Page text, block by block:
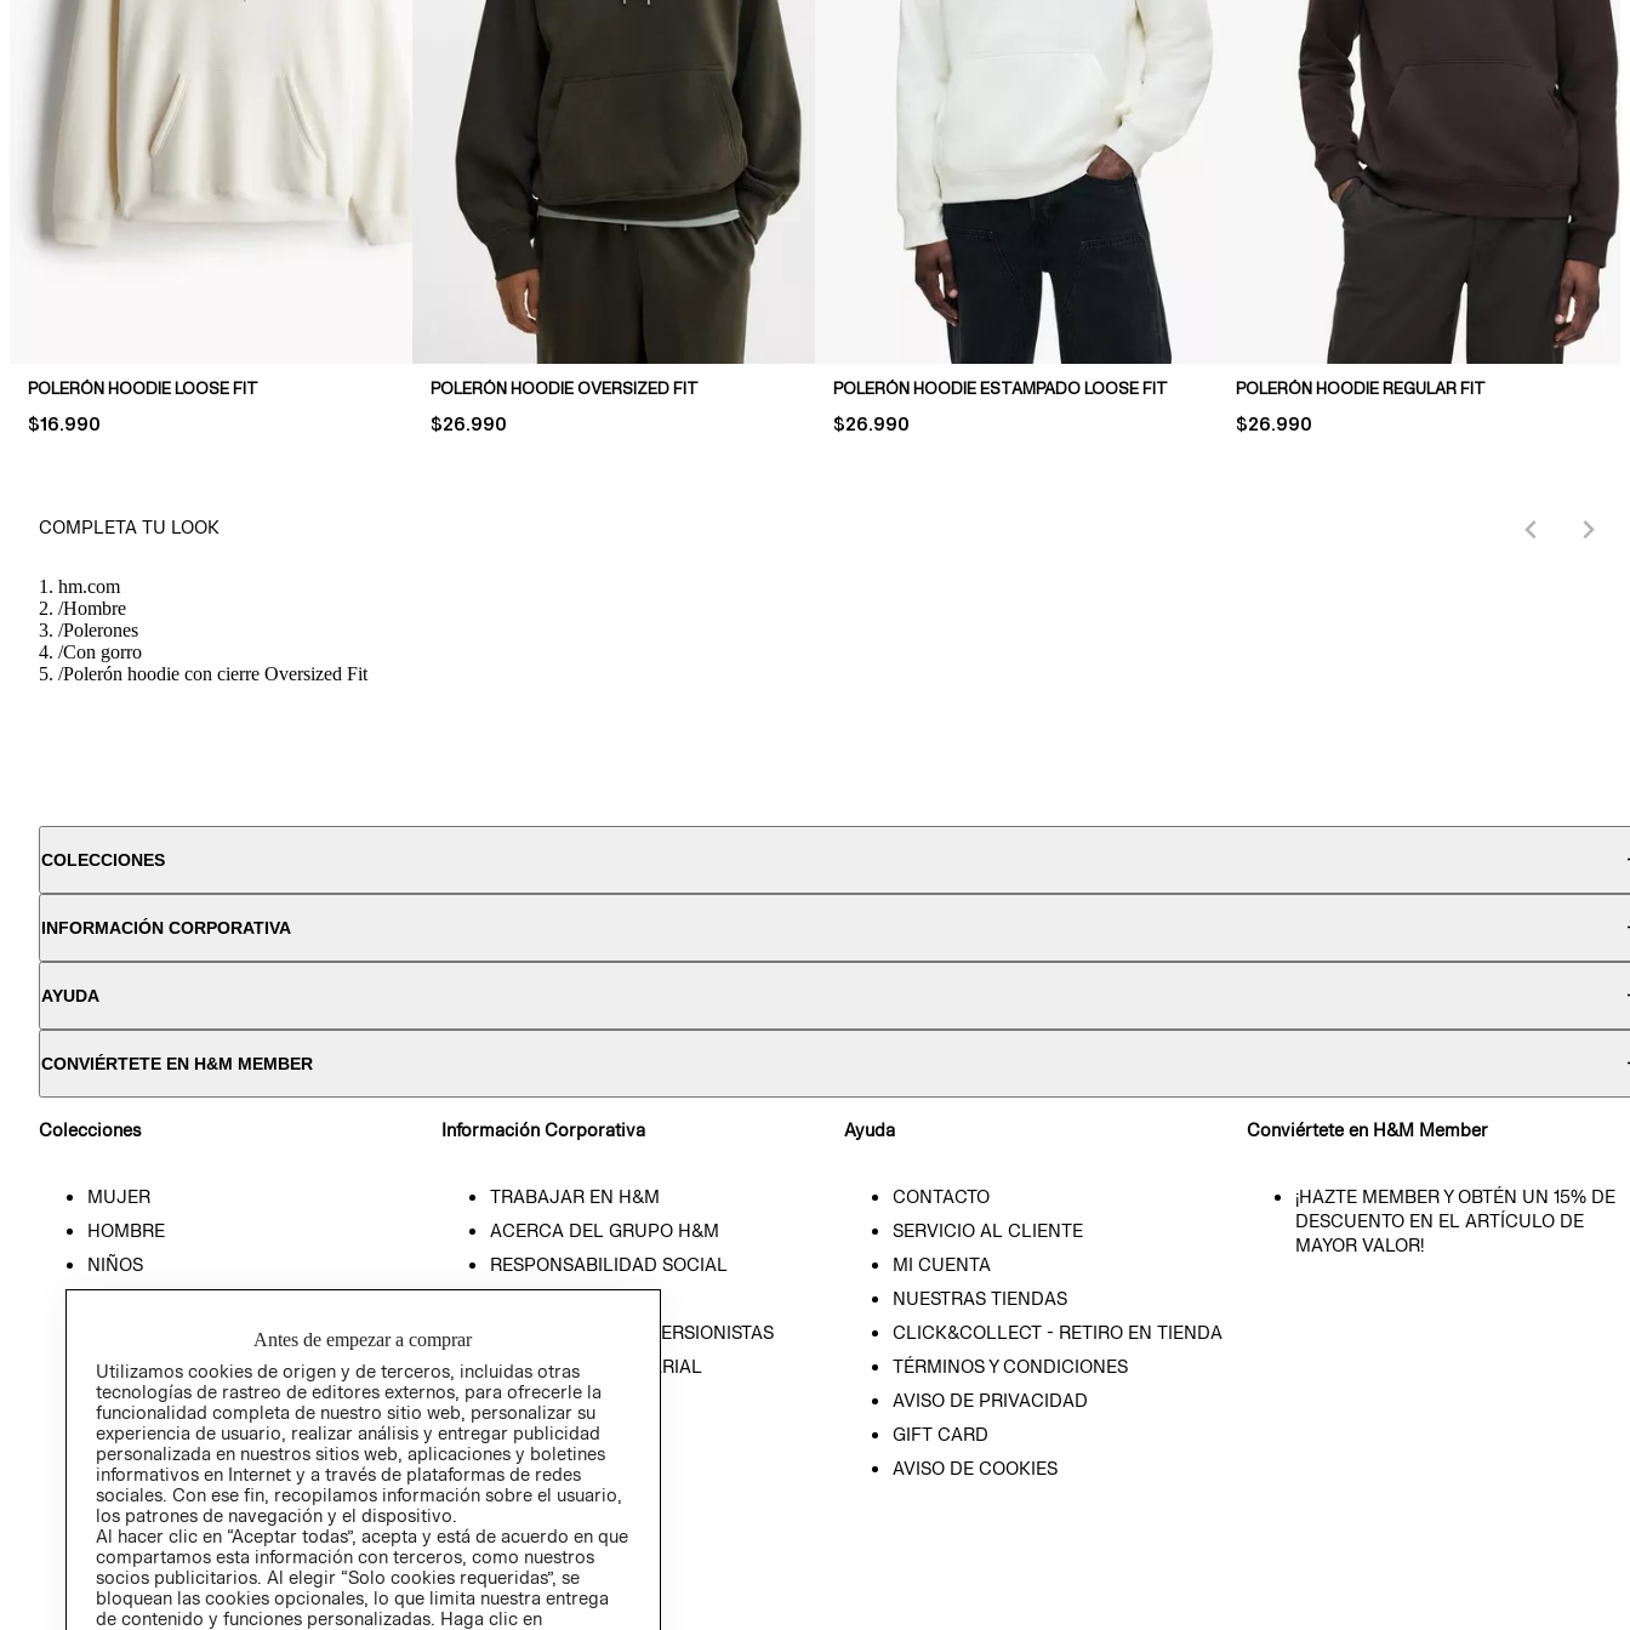
POLERÓN HOODIE LOOSE FIT
PRICE:
$16.990
POLERÓN HOODIE OVERSIZED FIT
PRICE:
$26.990
POLERÓN HOODIE ESTAMPADO LOOSE FIT
PRICE:
$26.990
POLERÓN HOODIE REGULAR FIT
PRICE:
$26.990
COMPLETA TU LOOK
hm.com
/Hombre
/Polerones
/Con gorro
/Polerón hoodie con cierre Oversized Fit
COLECCIONES
INFORMACIÓN CORPORATIVA
AYUDA
CONVIÉRTETE EN H&M MEMBER
Colecciones
MUJER
HOMBRE
NIÑOS
Información Corporativa
TRABAJAR EN H&M
ACERCA DEL GRUPO H&M
RESPONSABILIDAD SOCIAL
RELACIÓN CON INVERSIONISTAS
POLÍTICA EMPRESARIAL
Ayuda
CONTACTO
SERVICIO AL CLIENTE
MI CUENTA
NUESTRAS TIENDAS
CLICK&COLLECT - RETIRO EN TIENDA
TÉRMINOS Y CONDICIONES
AVISO DE PRIVACIDAD
GIFT CARD
AVISO DE COOKIES
Conviértete en H&M Member
¡HAZTE MEMBER Y OBTÉN UN 15% DE
DESCUENTO EN EL ARTÍCULO DE
MAYOR VALOR!
Antes de empezar a comprar
Utilizamos cookies de origen y de terceros, incluidas otras
tecnologías de rastreo de editores externos, para ofrecerle la
funcionalidad completa de nuestro sitio web, personalizar su
experiencia de usuario, realizar análisis y entregar publicidad
personalizada en nuestros sitios web, aplicaciones y boletines
informativos en Internet y a través de plataformas de redes
sociales. Con ese fin, recopilamos información sobre el usuario,
los patrones de navegación y el dispositivo.
Al hacer clic en “Aceptar todas”, acepta y está de acuerdo en que
compartamos esta información con terceros, como nuestros
socios publicitarios. Al elegir “Solo cookies requeridas”, se
bloquean las cookies opcionales, lo que limita nuestra entrega
de contenido y funciones personalizadas. Haga clic en